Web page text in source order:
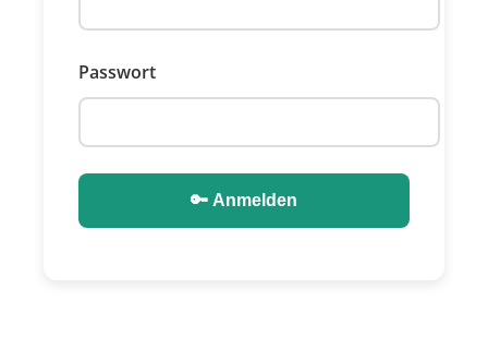
Passwort
🔑 Anmelden